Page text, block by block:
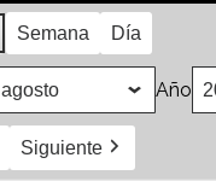
Semana Día
Año
Siguiente